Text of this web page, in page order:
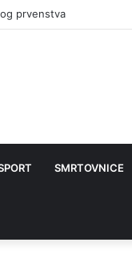
prvenstva
SMRTOVNICE